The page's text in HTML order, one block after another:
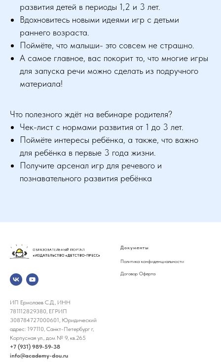
развития детей в периоды 1,2 и 3 лет.
Вдохновитесь новыми идеями игр с детьми
раннего возраста.
Поймёте, что малыши- это совсем не страшно.
А самое главное, вас покорит то, что многие игры
для запуска речи можно сделать из подручного
материала!
Что полезного ждёт на вебинаре родителя?
Чек-лист с нормами развития от 1 до 3 лет.
Поймёте интересы ребёнка, а также, что важно
для ребёнка в первые 3 года жизни.
Получите арсенал игр для речевого и
познавательного развития ребёнка
ИП Ермолаев С.Д., ИНН
781112829380, ЕГРИП
308784727000601, Юридический
адрес: 197110, Санкт-Петербург г,
Корпусная ул., дом № 9, кв.265
+7 (931) 989-59-38
info@academy-dou.ru
Документы
Политика конфиденциальности
Договор Оферта